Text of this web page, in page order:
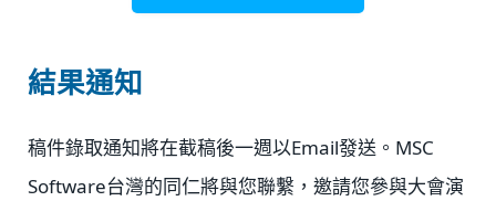
結果通知
稿件錄取通知將在截稿後一週以Email發送。MSC
Software台灣的同仁將與您聯繫，邀請您參與大會演